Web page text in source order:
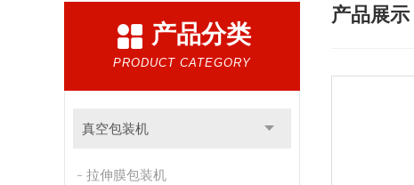
产品分类
PRODUCT CATEGORY
真空包装机
拉伸膜包装机
产品展示